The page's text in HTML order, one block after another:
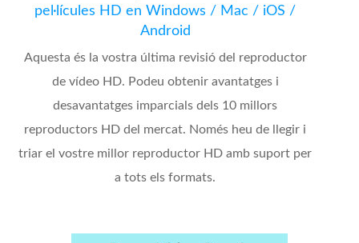
pel·lícules HD en Windows / Mac / iOS /
Android
Aquesta és la vostra última revisió del reproductor
de vídeo HD. Podeu obtenir avantatges i
desavantatges imparcials dels 10 millors
reproductors HD del mercat. Només heu de llegir i
triar el vostre millor reproductor HD amb suport per
a tots els formats.